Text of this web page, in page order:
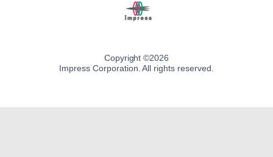
Copyright ©2026
Impress Corporation. All rights reserved.